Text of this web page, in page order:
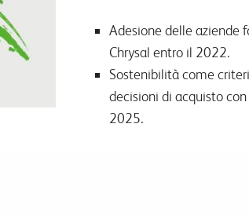
Adesione delle aziende
Chrysal entro il 2022.
Sostenibilità come
decisioni di acquisto
2025.